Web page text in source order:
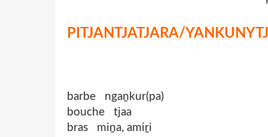
PITJANTJATJARA/
barbe ngaṉkur(pa)
bouche tjaa
bras miṉa, amiṟi